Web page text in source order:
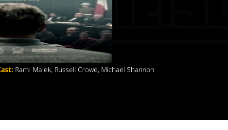
Produttori:
Drammatico
James Vanderbilt
Rami Malek, Russell Crowe, Michael Shannon